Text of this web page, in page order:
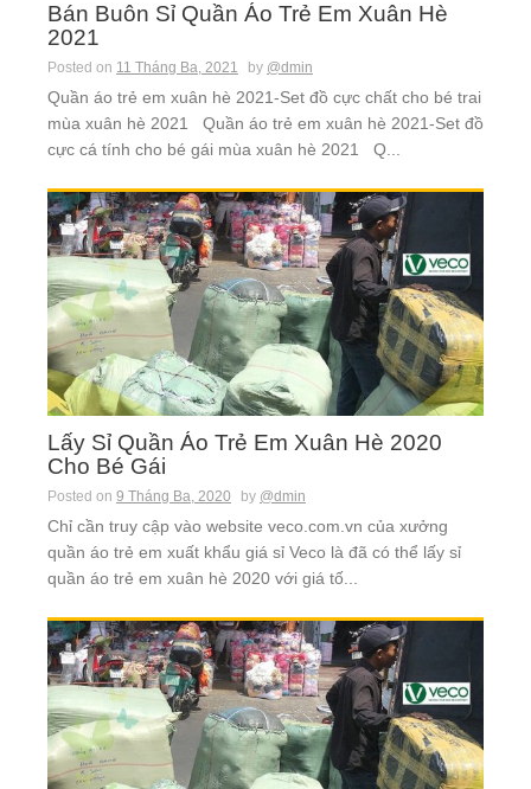
Bán Buôn Sỉ Quần Áo Trẻ Em Xuân Hè
2021
Posted on 11 Tháng Ba, 2021 by @dmin
Quần áo trẻ em xuân hè 2021-Set đồ cực chất cho bé trai
mùa xuân hè 2021 Quần áo trẻ em xuân hè 2021-Set đồ
cực cá tính cho bé gái mùa xuân hè 2021 Q...
Lấy Sỉ Quần Áo Trẻ Em Xuân Hè 2020
Cho Bé Gái
Posted on 9 Tháng Ba, 2020 by @dmin
Chỉ cần truy cập vào website veco.com.vn của xưởng
quần áo trẻ em xuất khẩu giá sỉ Veco là đã có thể lấy sỉ
quần áo trẻ em xuân hè 2020 với giá tố...